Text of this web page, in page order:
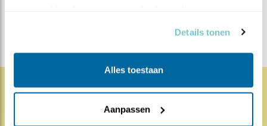
Details tonen
Alles toestaan
Aanpassen